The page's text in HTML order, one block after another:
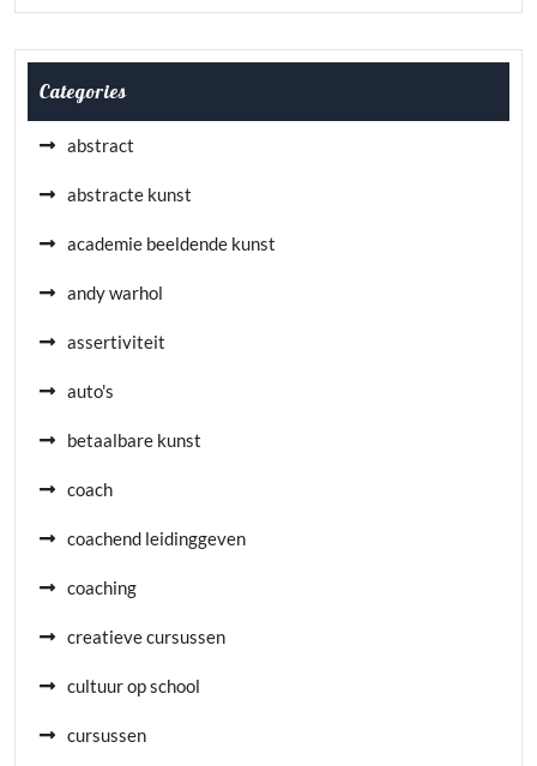
Categories
abstract
abstracte kunst
academie beeldende kunst
andy warhol
assertiviteit
auto's
betaalbare kunst
coach
coachend leidinggeven
coaching
creatieve cursussen
cultuur op school
cursussen